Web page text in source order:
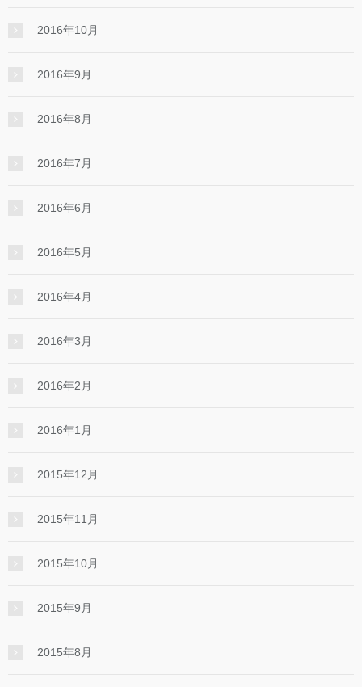
2016年10月
2016年9月
2016年8月
2016年7月
2016年6月
2016年5月
2016年4月
2016年3月
2016年2月
2016年1月
2015年12月
2015年11月
2015年10月
2015年9月
2015年8月